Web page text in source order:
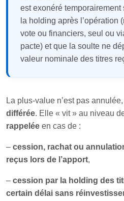
est exonéré
la holding après l’opération
vote ou financiers, seul ou
pacte) et que la soulte ne
valeur nominale des titres
La plus-value n’est pas
différée. Elle « vit » au niveau
rappelée en cas de :
– cession, rachat ou
reçus lors de l’apport,
– cession par la holding des
certain délai sans